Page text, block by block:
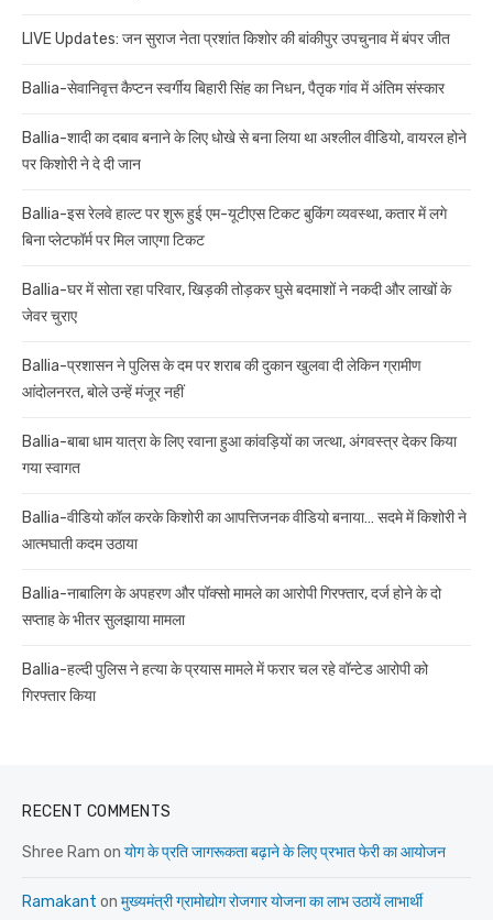
LIVE Updates: जन सुराज नेता प्रशांत किशोर की बांकीपुर उपचुनाव में बंपर जीत
Ballia-सेवानिवृत्त कैप्टन स्वर्गीय बिहारी सिंह का निधन, पैतृक गांव में अंतिम संस्कार
Ballia-शादी का दबाव बनाने के लिए धोखे से बना लिया था अश्लील वीडियो, वायरल होने
पर किशोरी ने दे दी जान
Ballia-इस रेलवे हाल्ट पर शुरू हुई एम-यूटीएस टिकट बुकिंग व्यवस्था, कतार में लगे
बिना प्लेटफॉर्म पर मिल जाएगा टिकट
Ballia-घर में सोता रहा परिवार, खिड़की तोड़कर घुसे बदमाशों ने नकदी और लाखों के
जेवर चुराए
Ballia-प्रशासन ने पुलिस के दम पर शराब की दुकान खुलवा दी लेकिन ग्रामीण
आंदोलनरत, बोले उन्हें मंजूर नहीं
Ballia-बाबा धाम यात्रा के लिए रवाना हुआ कांवड़ियों का जत्था, अंगवस्त्र देकर किया
गया स्वागत
Ballia-वीडियो कॉल करके किशोरी का आपत्तिजनक वीडियो बनाया… सदमे में किशोरी ने
आत्मघाती कदम उठाया
Ballia-नाबालिग के अपहरण और पॉक्सो मामले का आरोपी गिरफ्तार, दर्ज होने के दो
सप्ताह के भीतर सुलझाया मामला
Ballia-हल्दी पुलिस ने हत्या के प्रयास मामले में फरार चल रहे वॉन्टेड आरोपी को
गिरफ्तार किया
RECENT COMMENTS
Shree Ram on योग के प्रति जागरूकता बढ़ाने के लिए प्रभात फेरी का आयोजन
Ramakant on मुख्यमंत्री ग्रामोद्योग रोजगार योजना का लाभ उठायें लाभार्थी